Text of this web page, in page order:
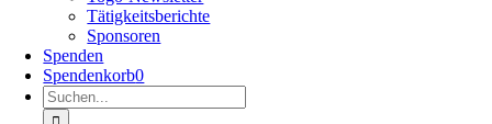
Tätigkeitsberichte
Sponsoren
Spenden
Spendenkorb0
Suche
nach: